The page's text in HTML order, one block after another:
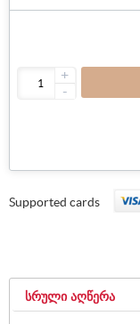
+
-
Supported cards
ᲡᲠᲣᲚᲘ ᲐᲦᲬᲔᲠᲐ